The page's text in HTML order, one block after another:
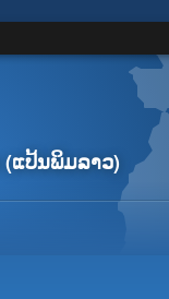
(ແປ້ນ​ພິມ​ລາວ)